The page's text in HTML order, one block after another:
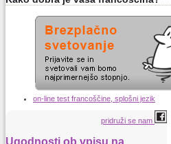
on-line test francoščine, splošni jezik
pridruži se nam